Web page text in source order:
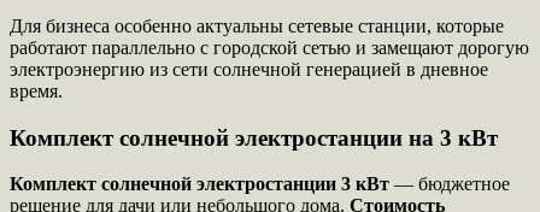
Для бизнеса особенно актуальны сетевые станции, которые
работают параллельно с городской сетью и замещают дорогую
электроэнергию из сети солнечной генерацией в дневное
время.
Комплект солнечной электростанции на 3 кВт
Комплект солнечной электростанции 3 кВт — бюджетное
решение для дачи или небольшого дома. Стоимость